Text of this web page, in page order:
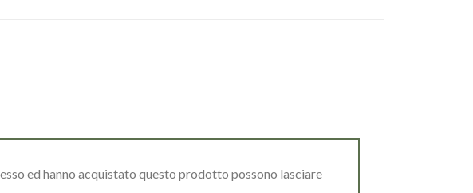
ed hanno acquistato questo prodotto possono lasciare